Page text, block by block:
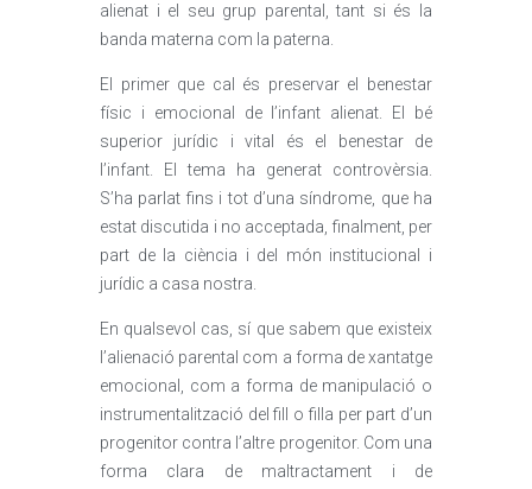
alienat i el seu grup parental, tant si és la
banda materna com la paterna.
El primer que cal és preservar el benestar
físic i emocional de l’infant alienat. El bé
superior jurídic i vital és el benestar de
l’infant. El tema ha generat controvèrsia.
S’ha parlat fins i tot d’una síndrome, que ha
estat discutida i no acceptada, finalment, per
part de la ciència i del món institucional i
jurídic a casa nostra.
En qualsevol cas, sí que sabem que existeix
l’alienació parental com a forma de xantatge
emocional, com a forma de manipulació o
instrumentalització del fill o filla per part d’un
progenitor contra l’altre progenitor. Com una
forma clara de maltractament i de